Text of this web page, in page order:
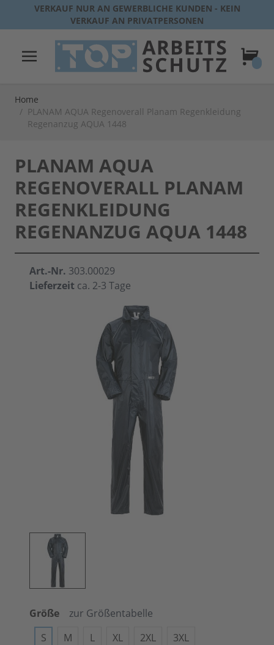
Direkt zum Inhalt
VERKAUF NUR AN GEWERBLICHE KUNDEN - KEIN
VERKAUF AN PRIVATPERSONEN
Home
/ PLANAM AQUA Regenoverall Planam Regenkleidung
Regenanzug AQUA 1448
PLANAM AQUA
REGENOVERALL PLANAM
REGENKLEIDUNG
REGENANZUG AQUA 1448
Art.-Nr. 303.00029
Lieferzeit ca. 2-3 Tage
Größe
zur Größentabelle
S
M L XL 2XL
3XL